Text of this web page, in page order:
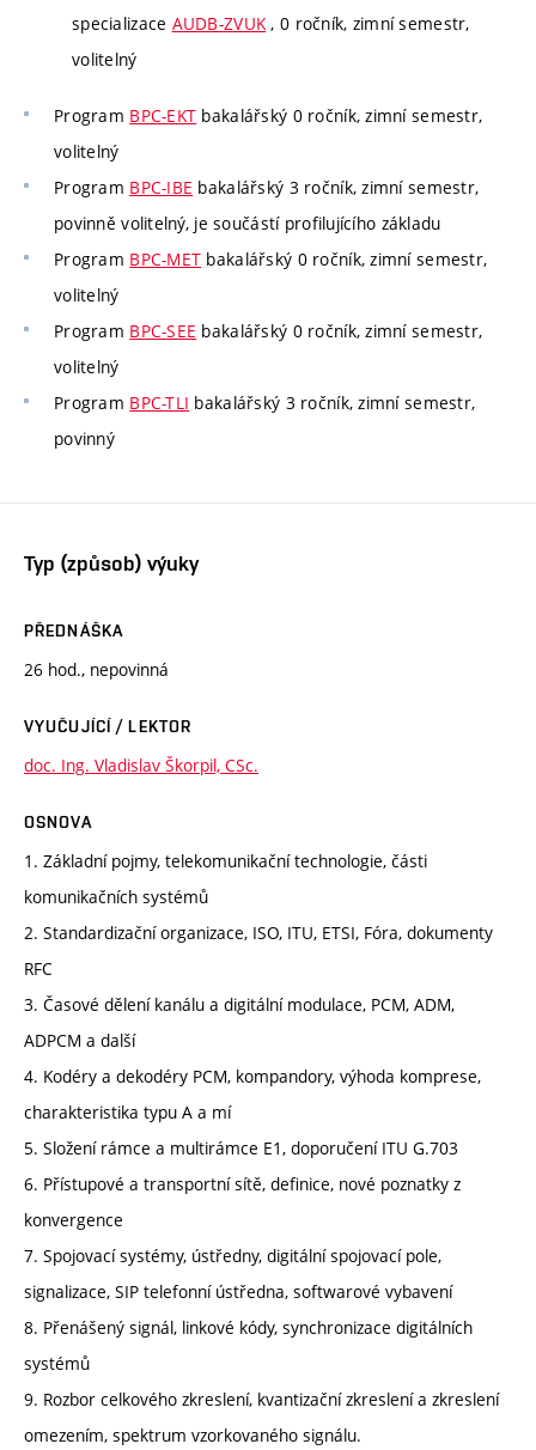
specializace AUDB-ZVUK , 0 ročník, zimní semestr,
volitelný
Program BPC-EKT bakalářský 0 ročník, zimní semestr,
volitelný
Program BPC-IBE bakalářský 3 ročník, zimní semestr,
povinně volitelný, je součástí profilujícího základu
Program BPC-MET bakalářský 0 ročník, zimní semestr,
volitelný
Program BPC-SEE bakalářský 0 ročník, zimní semestr,
volitelný
Program BPC-TLI bakalářský 3 ročník, zimní semestr,
povinný
Typ (způsob) výuky
PŘEDNÁŠKA
26 hod., nepovinná
VYUČUJÍCÍ / LEKTOR
doc. Ing. Vladislav Škorpil, CSc.
OSNOVA
1. Základní pojmy, telekomunikační technologie, části
komunikačních systémů
2. Standardizační organizace, ISO, ITU, ETSI, Fóra, dokumenty
RFC
3. Časové dělení kanálu a digitální modulace, PCM, ADM,
ADPCM a další
4. Kodéry a dekodéry PCM, kompandory, výhoda komprese,
charakteristika typu A a mí
5. Složení rámce a multirámce E1, doporučení ITU G.703
6. Přístupové a transportní sítě, definice, nové poznatky z
konvergence
7. Spojovací systémy, ústředny, digitální spojovací pole,
signalizace, SIP telefonní ústředna, softwarové vybavení
8. Přenášený signál, linkové kódy, synchronizace digitálních
systémů
9. Rozbor celkového zkreslení, kvantizační zkreslení a zkreslení
omezením, spektrum vzorkovaného signálu.